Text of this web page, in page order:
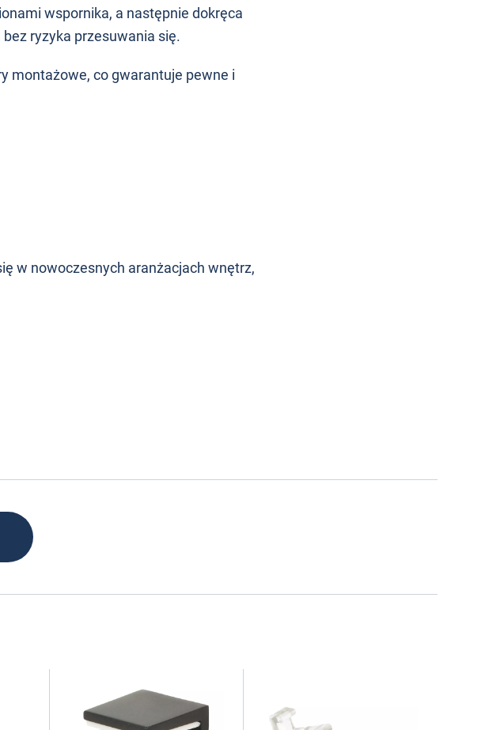
wspornika, a następnie dokręca
ryzyka przesuwania się.
montażowe, co gwarantuje pewne i
w nowoczesnych aranżacjach wnętrz,